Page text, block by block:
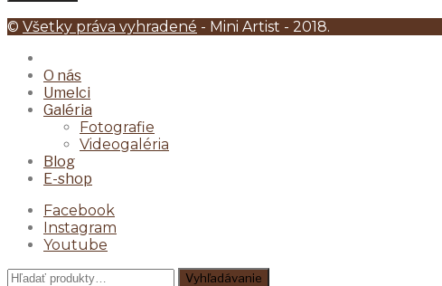
© Všetky práva vyhradené - Mini Artist - 2018.
O nás
Umelci
Galéria
Fotografie
Videogaléria
Blog
E-shop
Facebook
Instagram
Youtube
Hľadať:
Vyhľadávanie